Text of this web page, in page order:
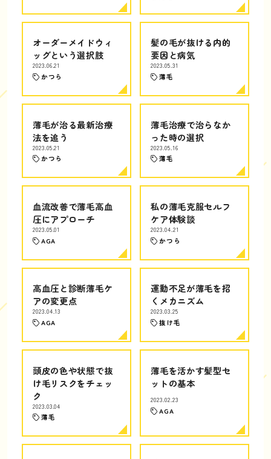
オーダーメイドウィ
ッグという選択肢
2023.06.21
かつら
髪の毛が抜ける内的
要因と病気
2023.05.31
薄毛
薄毛が治る最新治療
法を追う
2023.05.21
かつら
薄毛治療で治らなか
った時の選択
2023.05.16
薄毛
血流改善で薄毛高血
圧にアプローチ
2023.05.01
AGA
私の薄毛克服セルフ
ケア体験談
2023.04.21
かつら
高血圧と診断薄毛ケ
アの変更点
2023.04.13
AGA
運動不足が薄毛を招
くメカニズム
2023.03.25
抜け毛
頭皮の色や状態で抜
け毛リスクをチェッ
ク
2023.03.04
薄毛
薄毛を活かす髪型セ
ットの基本
2023.02.23
AGA